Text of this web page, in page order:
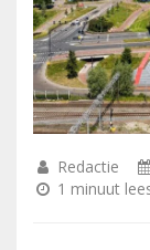
Redactie
1 minuut